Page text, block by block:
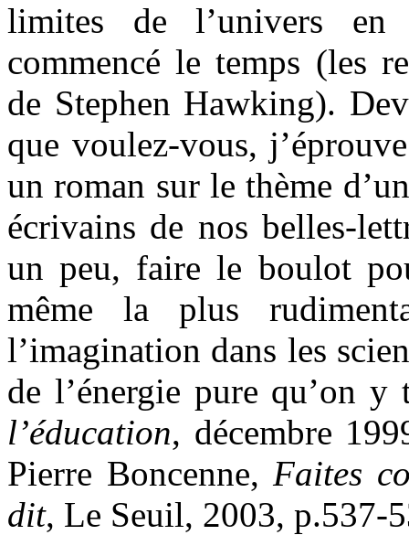
limites de l’univers en
commencé le temps (les
de Stephen Hawking).
que voulez-vous,
un roman sur le thème
écrivains de nos belles-
un peu, faire le boulot
même la plus
l’imagination dans les
de l’énergie pure qu’on
l’éducation, décembre
Pierre Boncenne,Faites
dit, Le Seuil, 2003, p.537-